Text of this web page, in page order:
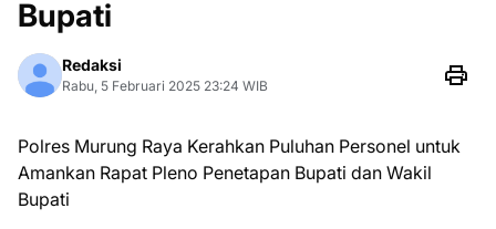
Bupati
Redaksi
Rabu, 5 Februari 2025 23:24 WIB
Polres Murung Raya Kerahkan Puluhan Personel untuk
Amankan Rapat Pleno Penetapan Bupati dan Wakil
Bupati